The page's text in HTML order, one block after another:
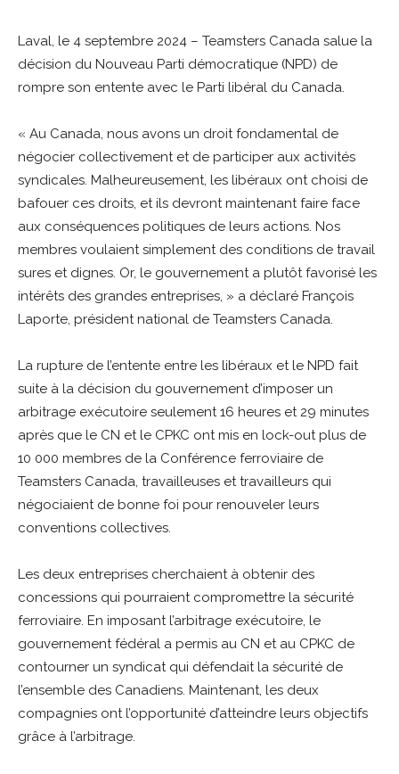
Laval, le 4 septembre 2024 – Teamsters Canada salue la
décision du Nouveau Parti démocratique (NPD) de
rompre son entente avec le Parti libéral du Canada.
« Au Canada, nous avons un droit fondamental de
négocier collectivement et de participer aux activités
syndicales. Malheureusement, les libéraux ont choisi de
bafouer ces droits, et ils devront maintenant faire face
aux conséquences politiques de leurs actions. Nos
membres voulaient simplement des conditions de travail
sures et dignes. Or, le gouvernement a plutôt favorisé les
intérêts des grandes entreprises, » a déclaré François
Laporte, président national de Teamsters Canada.
La rupture de l’entente entre les libéraux et le NPD fait
suite à la décision du gouvernement d’imposer un
arbitrage exécutoire seulement 16 heures et 29 minutes
après que le CN et le CPKC ont mis en lock-out plus de
10 000 membres de la Conférence ferroviaire de
Teamsters Canada, travailleuses et travailleurs qui
négociaient de bonne foi pour renouveler leurs
conventions collectives.
Les deux entreprises cherchaient à obtenir des
concessions qui pourraient compromettre la sécurité
ferroviaire. En imposant l’arbitrage exécutoire, le
gouvernement fédéral a permis au CN et au CPKC de
contourner un syndicat qui défendait la sécurité de
l’ensemble des Canadiens. Maintenant, les deux
compagnies ont l’opportunité d’atteindre leurs objectifs
grâce à l’arbitrage.